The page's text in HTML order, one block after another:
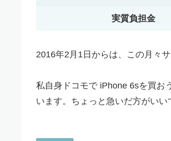
実質負担金
2016年2月1日からは、この月々
私自身ドコモで iPhone 6sを買お
います。ちょっと急いだ方がいい